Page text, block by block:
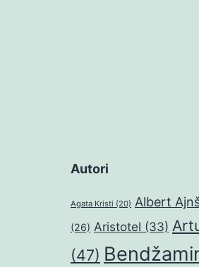
Autori
Agata Kristi (20) Albert
(26) Aristotel (33)
(47)